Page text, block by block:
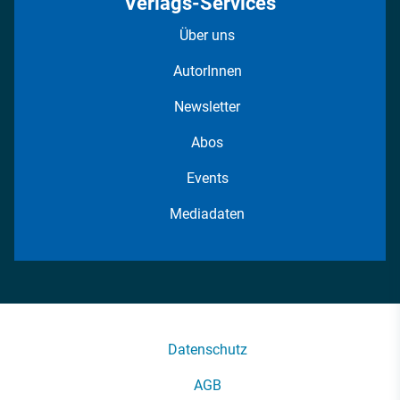
Über uns
AutorInnen
Newsletter
Abos
Events
Mediadaten
Datenschutz
AGB